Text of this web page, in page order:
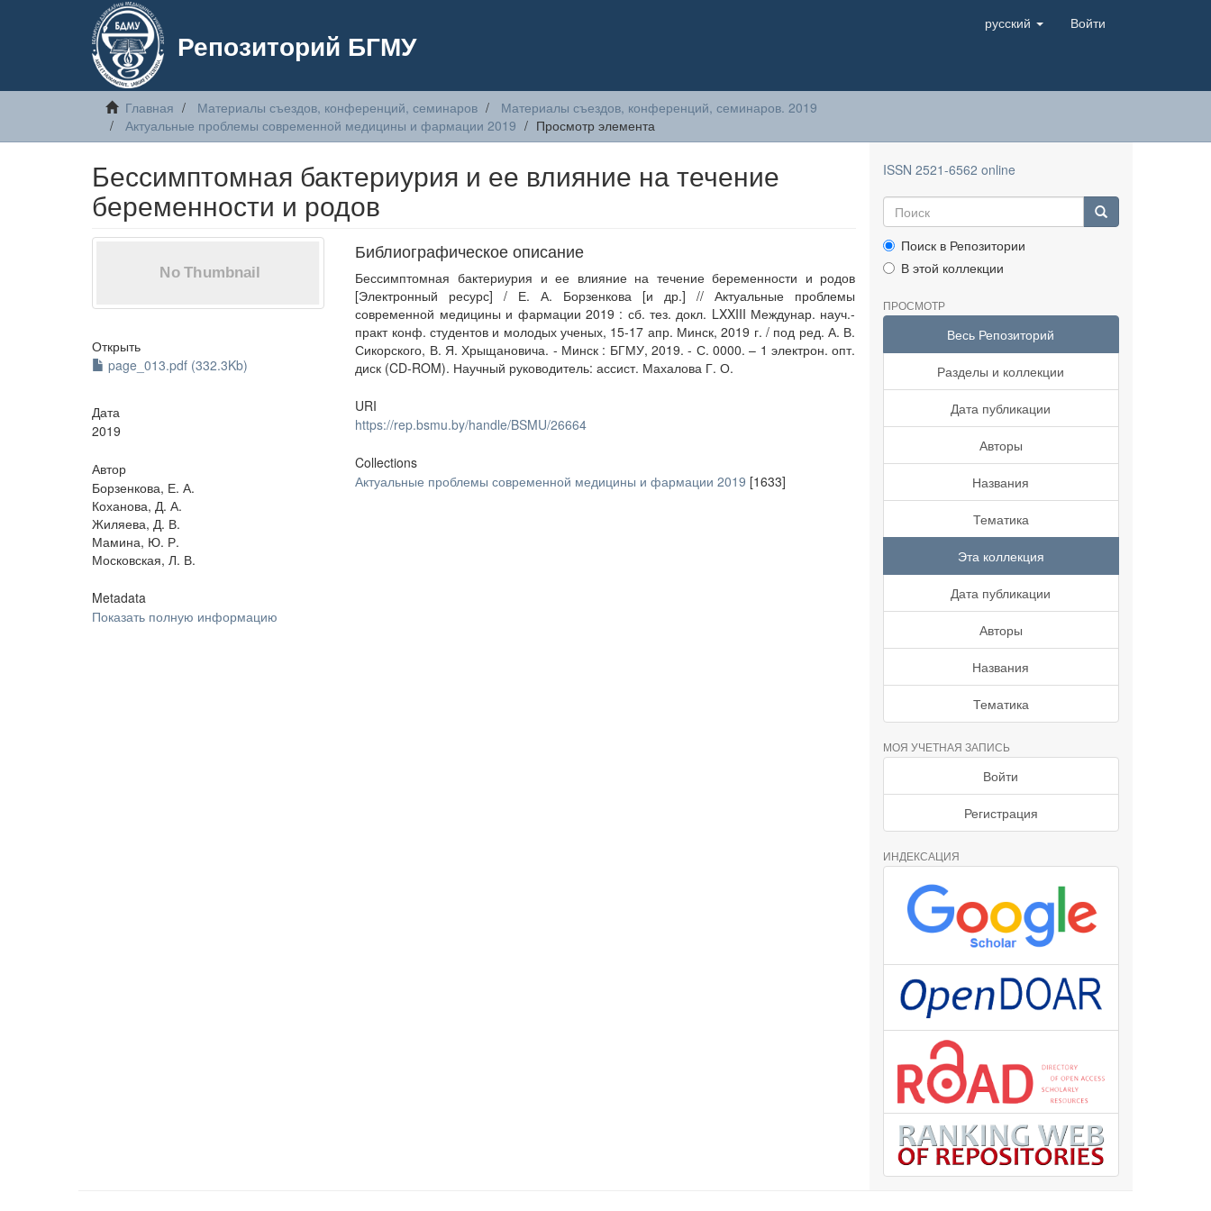
Репозиторий БГМУ
русский Войти
Главная Материалы съездов, конференций, семинаров
Материалы съездов, конференций, семинаров. 2019
Актуальные проблемы современной медицины и фармации 2019
Просмотр элемента
Бессимптомная бактериурия и ее влияние на течение
беременности и родов
Открыть
page_013.pdf (332.3Kb)
Дата
2019
Автор
Борзенкова, Е. А.
Коханова, Д. А.
Жиляева, Д. В.
Мамина, Ю. Р.
Московская, Л. В.
Metadata
Показать полную информацию
Библиографическое описание
Бессимптомная бактериурия и ее влияние на течение беременности и родов
[Электронный ресурс] / Е. А. Борзенкова [и др.] // Актуальные проблемы
современной медицины и фармации 2019 : сб. тез. докл. LXXIII Междунар. науч.-
практ конф. студентов и молодых ученых, 15-17 апр. Минск, 2019 г. / под ред. А. В.
Сикорского, В. Я. Хрыщановича. - Минск : БГМУ, 2019. - С. 0000. – 1 электрон. опт.
диск (CD-ROM). Научный руководитель: ассист. Махалова Г. О.
URI
https://rep.bsmu.by/handle/BSMU/26664
Collections
Актуальные проблемы современной медицины и фармации 2019 [1633]
ISSN 2521-6562 online
Поиск в Репозитории
В этой коллекции
ПРОСМОТР
Весь Репозиторий
Разделы и коллекции
Дата публикации
Авторы
Названия
Тематика
Эта коллекция
Дата публикации
Авторы
Названия
Тематика
МОЯ УЧЕТНАЯ ЗАПИСЬ
Войти
Регистрация
ИНДЕКСАЦИЯ